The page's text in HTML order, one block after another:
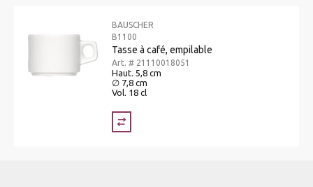
BAUSCHER
B1100
Tasse à café, empilable
Art. # 21110018051
Haut. 5,8 cm
∅ 7,8 cm
Vol. 18 cl